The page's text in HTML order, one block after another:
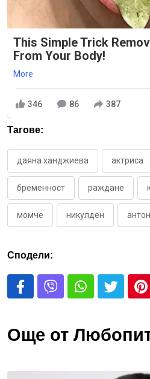
This Simple Trick
From Your Body!
More
346 86 387
Тагове:
даяна ханджиева актриса
бременност раждане
момче никулден
Сподели:
Още от